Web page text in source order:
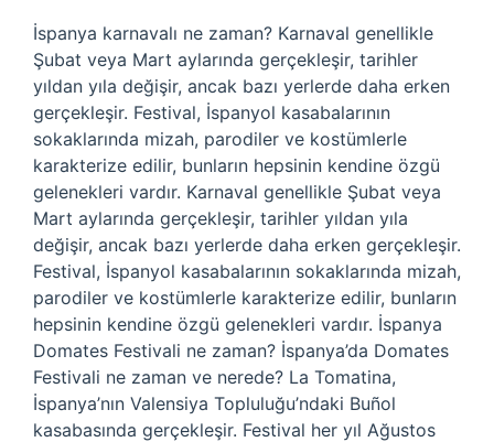
İspanya karnavalı ne zaman? Karnaval genellikle
Şubat veya Mart aylarında gerçekleşir, tarihler
yıldan yıla değişir, ancak bazı yerlerde daha erken
gerçekleşir. Festival, İspanyol kasabalarının
sokaklarında mizah, parodiler ve kostümlerle
karakterize edilir, bunların hepsinin kendine özgü
gelenekleri vardır. Karnaval genellikle Şubat veya
Mart aylarında gerçekleşir, tarihler yıldan yıla
değişir, ancak bazı yerlerde daha erken gerçekleşir.
Festival, İspanyol kasabalarının sokaklarında mizah,
parodiler ve kostümlerle karakterize edilir, bunların
hepsinin kendine özgü gelenekleri vardır. İspanya
Domates Festivali ne zaman? İspanya’da Domates
Festivali ne zaman ve nerede? La Tomatina,
İspanya’nın Valensiya Topluluğu’ndaki Buñol
kasabasında gerçekleşir. Festival her yıl Ağustos